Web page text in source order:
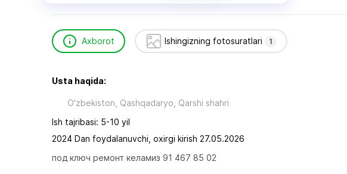
Axborot Ishingizning fotosuratlari 1
Usta haqida:
O'zbekiston, Qashqadaryo, Qarshi shahri
Ish tajribasi: 5-10 yil
2024 Dan foydalanuvchi, oxirgi kirish 27.05.2026
под ключ ремонт келамиз 91 467 85 02